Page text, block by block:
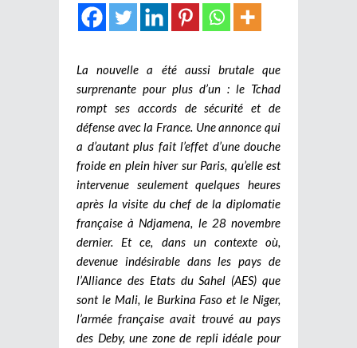
La nouvelle a été aussi brutale que
surprenante pour plus d’un : le Tchad
rompt ses accords de sécurité et de
défense avec la France. Une annonce qui
a d’autant plus fait l’effet d’une douche
froide en plein hiver sur Paris, qu’elle est
intervenue seulement quelques heures
après la visite du chef de la diplomatie
française à Ndjamena, le 28 novembre
dernier. Et ce, dans un contexte où,
devenue indésirable dans les pays de
l’Alliance des Etats du Sahel (AES) que
sont le Mali, le Burkina Faso et le Niger,
l’armée française avait trouvé au pays
des Deby, une zone de repli idéale pour